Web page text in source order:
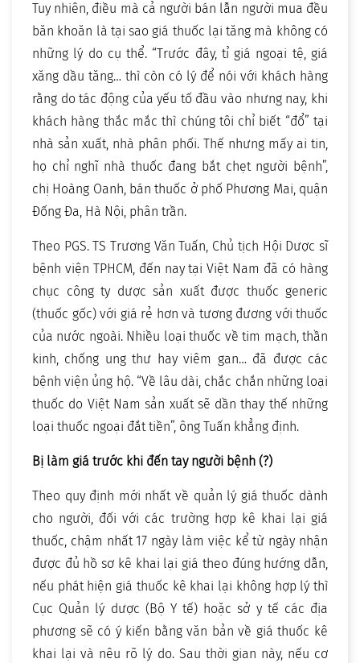
Tuy nhiên, điều mà cả người bán lẫn người mua đều
băn khoăn là tại sao giá thuốc lại tăng mà không có
những lý do cụ thể. “Trước đây, tỉ giá ngoại tệ, giá
xăng dầu tăng… thì còn có lý để nói với khách hàng
rằng do tác động của yếu tố đầu vào nhưng nay, khi
khách hàng thắc mắc thì chúng tôi chỉ biết “đổ” tại
nhà sản xuất, nhà phân phối. Thế nhưng mấy ai tin,
họ chỉ nghĩ nhà thuốc đang bắt chẹt người bệnh”,
chị Hoàng Oanh, bán thuốc ở phố Phương Mai, quận
Đống Đa, Hà Nội, phân trần.
Theo PGS. TS Trương Văn Tuấn, Chủ tịch Hội Dược sĩ
bệnh viện TPHCM, đến nay tại Việt Nam đã có hàng
chục công ty dược sản xuất được thuốc generic
(thuốc gốc) với giá rẻ hơn và tương đương với thuốc
của nước ngoài. Nhiều loại thuốc về tim mạch, thần
kinh, chống ung thư hay viêm gan… đã được các
bệnh viện ủng hộ. “Về lâu dài, chắc chắn những loại
thuốc do Việt Nam sản xuất sẽ dần thay thế những
loại thuốc ngoại đắt tiền”, ông Tuấn khẳng định.
Bị làm giá trước khi đến tay người bệnh (?)
Theo quy định mới nhất về quản lý giá thuốc dành
cho người, đối với các trường hợp kê khai lại giá
thuốc, chậm nhất 17 ngày làm việc kể từ ngày nhận
được đủ hồ sơ kê khai lại giá theo đúng hướng dẫn,
nếu phát hiện giá thuốc kê khai lại không hợp lý thì
Cục Quản lý dược (Bộ Y tế) hoặc sở y tế các địa
phương sẽ có ý kiến bằng văn bản về giá thuốc kê
khai lại và nêu rõ lý do. Sau thời gian này, nếu cơ